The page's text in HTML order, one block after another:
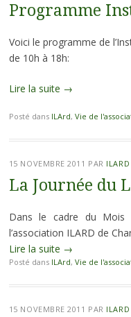
Programme
Voici le programme de
de 10h à 18h:
Lire la suite →
Posté dans ILArd, Vie de
15 NOVEMBRE 2011 PAR ILARD
La Journée du
Dans le cadre du Mois
l’association ILARD de
Lire la suite →
Posté dans ILArd, Vie de
15 NOVEMBRE 2011 PAR ILARD